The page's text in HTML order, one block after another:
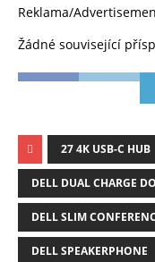
Reklama/
Žádné související
27 4K USB-C HUB
DELL DUAL CHARGE
DELL SLIM
DELL SPEAKERPHONE